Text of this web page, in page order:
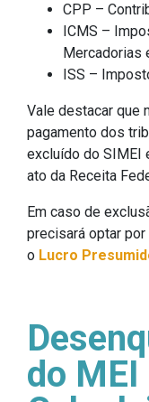
CPP –
ICMS –
Mercadorias
ISS –
Vale destacar que
pagamento dos
excluído do SIMEI
ato da Receita
Em caso de
precisará optar
o Lucro
do MEI